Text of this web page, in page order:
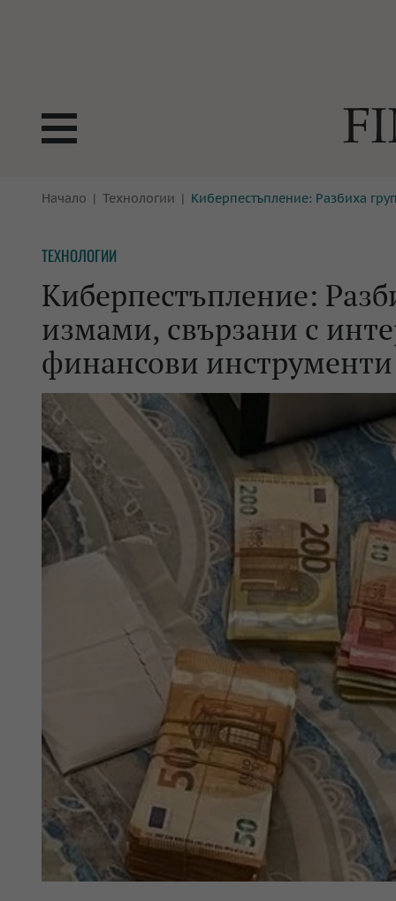
БОРСИ
КРИПТО
БАНКИ
ПАРИТЕ
ЗАСТРАХОВАНЕ
ЕНЕРГЕТИКА
МРЕЖАТА
ИМОТИ
Начало Технологии Киберпестъпление: Разбиха
ТЕХНОЛОГИИ
Киберпестъпление:
измами, свързани с
финансови инструменти